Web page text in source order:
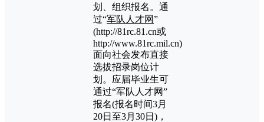
划、组织报名。通
过“军队人才网”
(http://81rc.81.cn或
http://www.81rc.mil.cn)
面向社会发布直接
选拔招录岗位计
划。应届毕业生可
通过“军队人才网”
报名(报名时间3月
20日至3月30日)，